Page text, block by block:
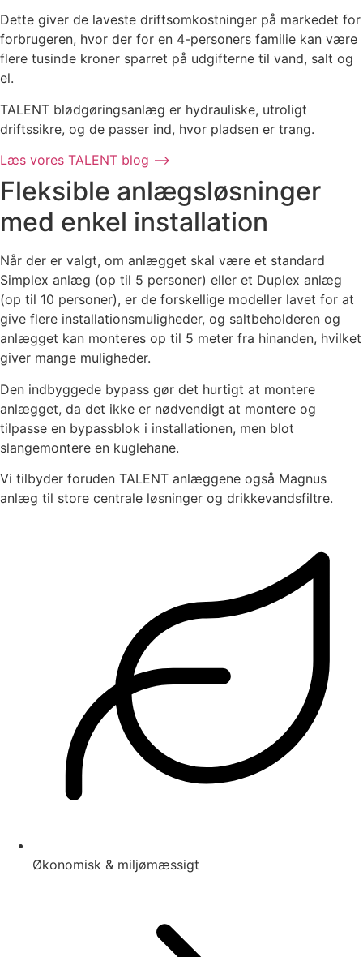
Dette giver de laveste driftsomkostninger på markedet for
forbrugeren, hvor der for en 4-personers familie kan være
flere tusinde kroner sparret på udgifterne til vand, salt og
el.
TALENT blødgøringsanlæg er hydrauliske, utroligt
driftssikre, og de passer ind, hvor pladsen er trang.
Læs vores TALENT blog ⟶
Fleksible anlægsløsninger
med enkel installation
Når der er valgt, om anlægget skal være et standard
Simplex anlæg (op til 5 personer) eller et Duplex anlæg
(op til 10 personer), er de forskellige modeller lavet for at
give flere installationsmuligheder, og saltbeholderen og
anlægget kan monteres op til 5 meter fra hinanden, hvilket
giver mange muligheder.
Den indbyggede bypass gør det hurtigt at montere
anlægget, da det ikke er nødvendigt at montere og
tilpasse en bypassblok i installationen, men blot
slangemontere en kuglehane.
Vi tilbyder foruden TALENT anlæggene også Magnus
anlæg til store centrale løsninger og drikkevandsfiltre.
Økonomisk & miljømæssigt